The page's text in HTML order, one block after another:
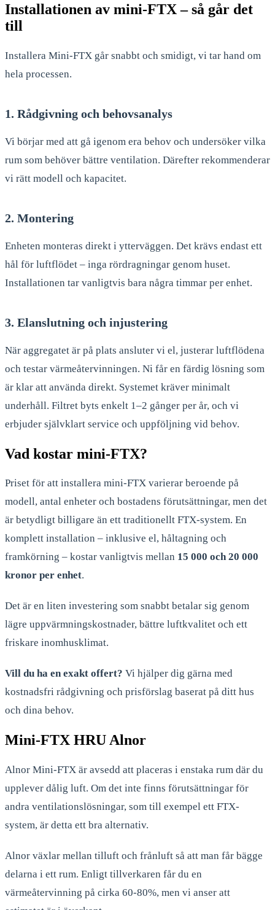
Installationen av mini-FTX – så går det
till
Installera Mini-FTX går snabbt och smidigt, vi tar hand om
hela processen.
1. Rådgivning och behovsanalys
Vi börjar med att gå igenom era behov och undersöker vilka
rum som behöver bättre ventilation. Därefter rekommenderar
vi rätt modell och kapacitet.
2. Montering
Enheten monteras direkt i ytterväggen. Det krävs endast ett
hål för luftflödet – inga rördragningar genom huset.
Installationen tar vanligtvis bara några timmar per enhet.
3. Elanslutning och injustering
När aggregatet är på plats ansluter vi el, justerar luftflödena
och testar värmeåtervinningen. Ni får en färdig lösning som
är klar att använda direkt. Systemet kräver minimalt
underhåll. Filtret byts enkelt 1–2 gånger per år, och vi
erbjuder självklart service och uppföljning vid behov.
Vad kostar mini-FTX?
Priset för att installera mini-FTX varierar beroende på
modell, antal enheter och bostadens förutsättningar, men det
är betydligt billigare än ett traditionellt FTX-system. En
komplett installation – inklusive el, håltagning och
framkörning – kostar vanligtvis mellan 15 000 och 20 000
kronor per enhet.
Det är en liten investering som snabbt betalar sig genom
lägre uppvärmningskostnader, bättre luftkvalitet och ett
friskare inomhusklimat.
Vill du ha en exakt offert? Vi hjälper dig gärna med
kostnadsfri rådgivning och prisförslag baserat på ditt hus
och dina behov.
Mini-FTX HRU Alnor
Alnor Mini-FTX är avsedd att placeras i enstaka rum där du
upplever dålig luft. Om det inte finns förutsättningar för
andra ventilationslösningar, som till exempel ett FTX-
system, är detta ett bra alternativ.
Alnor växlar mellan tilluft och frånluft så att man får bägge
delarna i ett rum. Enligt tillverkaren får du en
värmeåtervinning på cirka 60-80%, men vi anser att